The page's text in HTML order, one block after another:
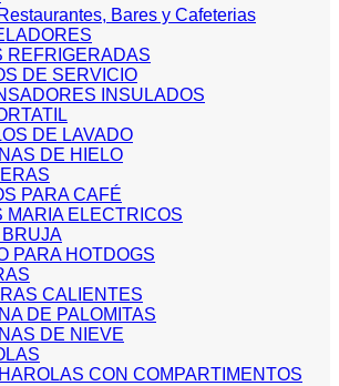
Bares y Cafeterias
REFRIGERADAS
DE SERVICIO
INSULADOS
DE LAVADO
DE HIELO
PARA CAFÉ
MARIA ELECTRICOS
PARA HOTDOGS
CALIENTES
DE PALOMITAS
DE NIEVE
CON COMPARTIMENTOS